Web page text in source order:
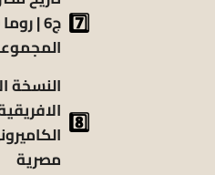
النسخة
مصرية